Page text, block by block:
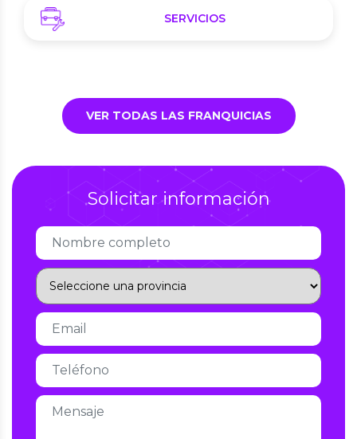
SERVICIOS
VER TODAS LAS FRANQUICIAS
Solicitar información